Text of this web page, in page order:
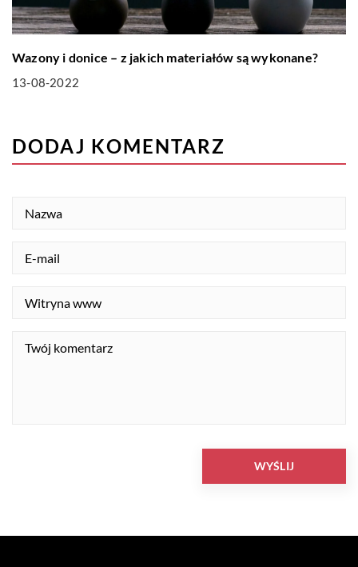
Wazony i donice – z jakich materiałów są wykonane?
13-08-2022
DODAJ KOMENTARZ